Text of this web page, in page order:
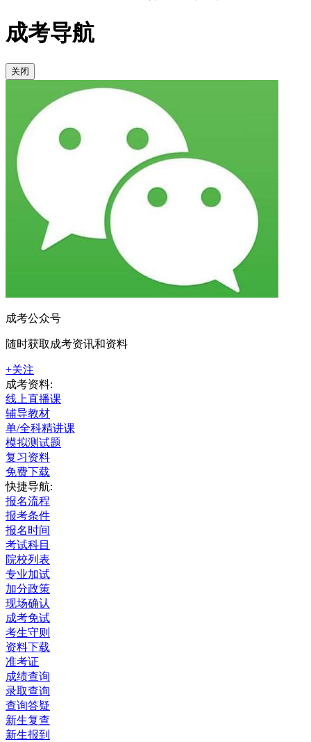
成考导航
关闭
成考公众号
随时获取成考资讯和资料
+关注
成考资料:
线上直播课
辅导教材
单/全科精讲课
模拟测试题
复习资料
免费下载
快捷导航:
报名流程
报考条件
报名时间
考试科目
院校列表
专业加试
加分政策
现场确认
成考免试
考生守则
资料下载
准考证
成绩查询
录取查询
查询答疑
新生复查
新生报到